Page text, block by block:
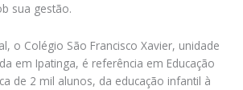
sua gestão.
o Colégio São Francisco Xavier, unidade
em Ipatinga, é referência em Educação
de 2 mil alunos, da educação infantil à